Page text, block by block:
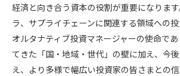
経済と向き合う資本の役割が重要になりま
ラ、サプライチェーンに関連する領域への
オルタナティブ投資マネージャーの使命で
てきた「国・地域・世代」の壁に加え、今
え、より多様で幅広い投資家の皆さまとの